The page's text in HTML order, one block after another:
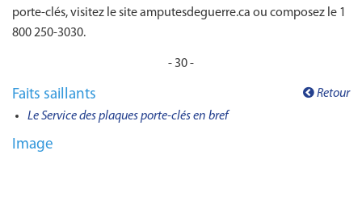
porte-clés, visitez le site amputesdeguerre.ca ou composez le 1
800 250-3030.
- 30 -
Retour
Faits saillants
Le Service des plaques porte-clés en bref
Image